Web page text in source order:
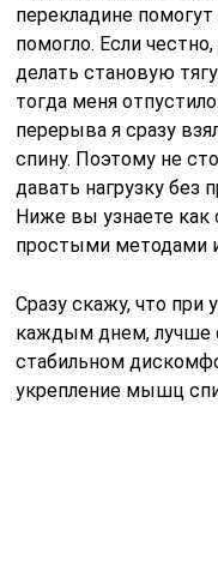
перекладине
помогло. Если
делать становую
тогда меня
перерыва я сразу
спину. Поэтому не
давать нагрузку без
Ниже вы узнаете как
простыми методами
Сразу скажу, что
каждым днем, лучше
стабильном
укрепление мышц